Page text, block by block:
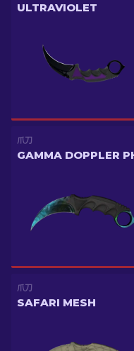
ULTRAVIOLET
爪刀
爪刀
SAFARI MESH